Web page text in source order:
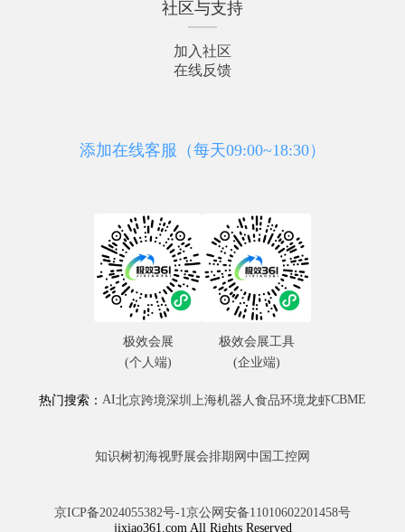
社区与支持
加入社区
在线反馈
添加在线客服（每天09:00~18:30）
热门搜索： AI北京跨境深圳 上海机器人食品环境龙虾CBME
知识树初海视野展会排期网 中国工控网
京ICP备2024055382号-1京公网安备11010602201458号
jixiao361.com All Rights Reserved
极效会展
(个人端)
极效会展工具
(企业端)